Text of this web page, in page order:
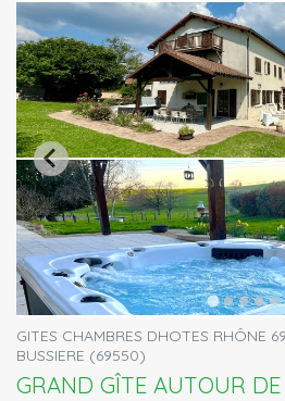
GITES CHAMBRES DHOTES RHÔNE
BUSSIERE (69550)
GRAND GÎTE AUTOUR DE